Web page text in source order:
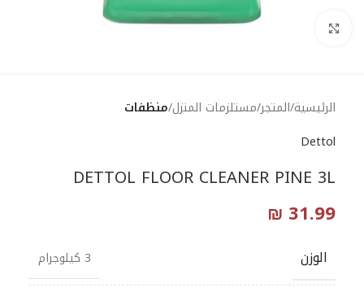
Click to enlarge
الرئيسية المتجر مستلزمات المنزل منظفات
Dettol
DETTOL FLOOR CLEANER PINE 3L
₪ 31.99
الوزن 3 كيلوجرام